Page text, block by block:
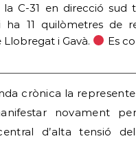
C-31 en direcció sud
ha 11 quilòmetres de
i Gavà.
Es
crònica la
novament
d’alta tensió